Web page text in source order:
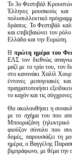
Το 3ο Φεστιβάλ Κρουστών
Έλληνες μουσικούς και
πολυσυλλεκτικό
δράσεις. Το Φεστιβάλ
και επιβεβαιώνει τον
Ελλάδα και την Ευρώπη.
Ηπρώτη ημέρα του
ΕΛΣ τον διεθνώς
μαζί με το τρίο του, τον
στο κανονάκι Χαλίλ
έντονες μεσογειακές
πραγματοποιήσει
το καχόν και τις
Θα ακολουθήσει η
με το σχήμα του που
Μπουραζάνη
φιούζον σύνολο που
δομές, παρουσιάζει τη
ημέρα, ο Βαγγέλης
βιμπράφωνο, με θέμα την